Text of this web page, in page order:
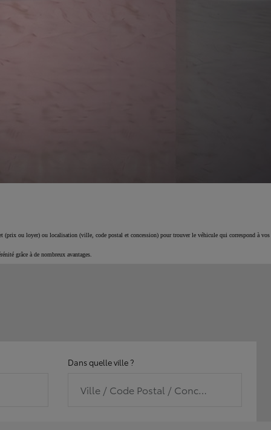
(prix ou loyer) ou localisation (ville, code postal et concession) pour trouver le véhicule qui correspond à vos
grâce à de nombreux avantages.
Dans quelle ville ?
Ville / Code Postal / Concession